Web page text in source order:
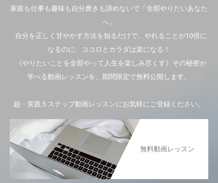
家庭も仕事も趣味も自分磨きも諦めないで「全部やりたいあなた
へ」
自分を正しく甘やかす方法を知るだけで、やれることが10倍に
なるのに、ココロとカラダは楽になる！
《やりたいことを全部やって人生を楽しみ尽くす》その秘密が
学べる動画レッスンを、期間限定で無料公開します。
超・実践５ステップ動画レッスンにお気軽にご登録ください。
無料動画レッスン